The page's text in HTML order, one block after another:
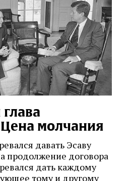
Цена молчания
давать Эсаву
продолжение договора
дать каждому
тому и другому